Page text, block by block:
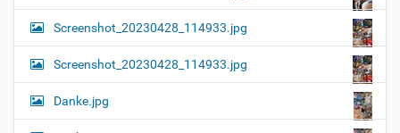
Screenshot_20230428_114933.jpg
Screenshot_20230428_114933.jpg
Danke.jpg